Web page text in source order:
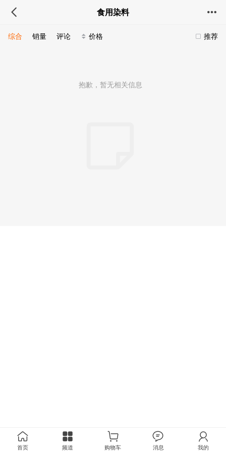
食用染料
推荐
综合 销量 评论 价格
抱歉，暂无相关信息
首页 频道 购物车 消息 我的